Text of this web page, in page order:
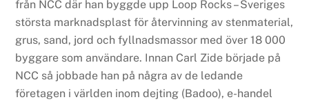
från NCC där han byggde upp Loop Rocks – Sveriges
största marknadsplast för återvinning av stenmaterial,
grus, sand, jord och fyllnadsmassor med över 18 000
byggare som användare. Innan Carl Zide började på
NCC så jobbade han på några av de ledande
företagen i världen inom dejting (Badoo), e-handel